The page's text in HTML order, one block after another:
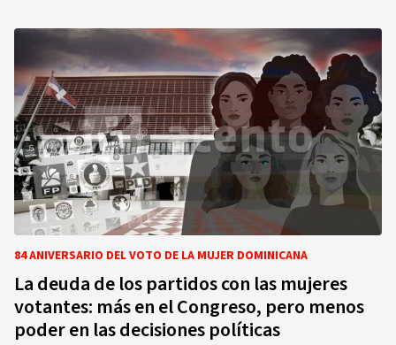
84 ANIVERSARIO DEL VOTO DE LA MUJER DOMINICANA
La deuda de los partidos con las mujeres
votantes: más en el Congreso, pero menos
poder en las decisiones políticas